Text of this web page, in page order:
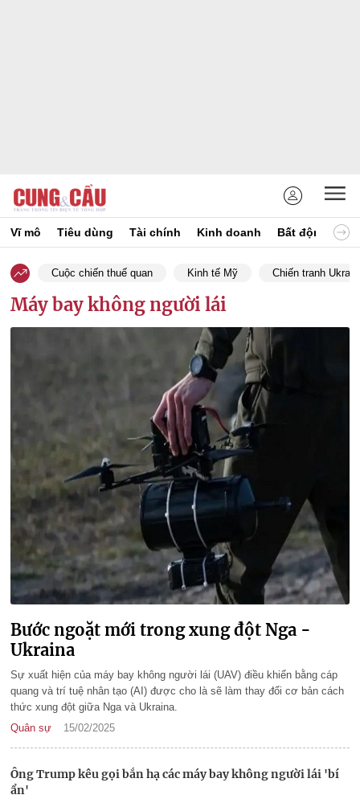
Vĩ mô Tiêu dùng Tài chính Kinh doanh Bất động sản
Cuộc chiến thuế quan Kinh tế Mỹ Chiến tranh
Máy bay không người lái
Bước ngoặt mới trong xung đột Nga -
Ukraina
Sự xuất hiện của máy bay không người lái (UAV) điều khiển bằng cáp
quang và trí tuệ nhân tạo (AI) được cho là sẽ làm thay đổi cơ bản cách
thức xung đột giữa Nga và Ukraina.
Quân sự
15/02/2025
Ông Trump kêu gọi bắn hạ các máy bay không người lái 'bí
ẩn'